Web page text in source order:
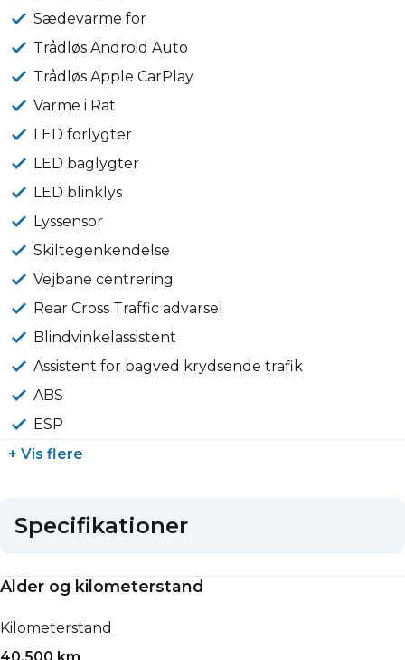
Sædevarme for
Trådløs Android Auto
Trådløs Apple CarPlay
Varme i Rat
LED forlygter
LED baglygter
LED blinklys
Lyssensor
Skiltegenkendelse
Vejbane centrering
Rear Cross Traffic advarsel
Blindvinkelassistent
Assistent for bagved krydsende trafik
ABS
ESP
+ Vis flere
Specifikationer
Alder og kilometerstand
Kilometerstand